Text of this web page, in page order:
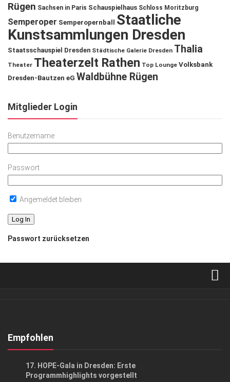
Rügen Sachsen in Paris Schauspielhaus Schloss Moritzburg
Semperoper Semperopernball
Staatliche
Kunstsammlungen Dresden
Staatsschauspiel Dresden Städtische Galerie Dresden Thalia
Theater Theaterzelt Rathen Top Lounge Volksbank
Dresden-Bautzen eG Waldbühne Rügen
Mitglieder Login
Benutzername
Passwort
Angemeldet bleiben
Passwort zurücksetzen
Kontakt, Impressum
Empfohlen
17. HOPE-Gala in Dresden: Erste
Programmhighlights vorgestellt